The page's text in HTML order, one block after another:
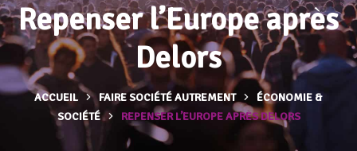
Repenser l’Europe après
Delors
ACCUEIL FAIRE SOCIÉTÉ AUTREMENT
ÉCONOMIE &
SOCIÉTÉ
REPENSER L’EUROPE APRÈS DELORS